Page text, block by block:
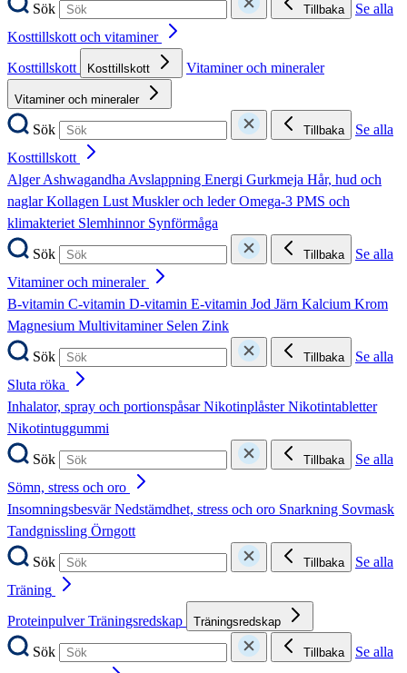
Sök
Tillbaka
Se alla
Kosttillskott och vitaminer
Kosttillskott
Kosttillskott Vitaminer och mineraler
Vitaminer och mineraler
Sök Tillbaka
Se alla
Kosttillskott
AlgerAshwagandhaAvslappning Energi Gurkmeja Hår, hud och
naglarKollagen LustMuskler och lederOmega-3 PMS och
klimakteriet Slemhinnor Synförmåga
Sök
Tillbaka
Se alla
Vitaminer och mineraler
B-vitamin C-vitamin D-vitamin E-vitamin Jod Järn Kalcium Krom
Magnesium Multivitaminer Selen Zink
Sök
Tillbaka
Se alla
Sluta röka
Inhalator, spray och portionspåsarNikotinplåsterNikotintabletter
Nikotintuggummi
Sök
Tillbaka
Se alla
Sömn, stress och oro
InsomningsbesvärNedstämdhet, stress och oro Snarkning Sovmask
Tandgnissling Örngott
Sök
Tillbaka
Se alla
Träning
ProteinpulverTräningsredskap Träningsredskap
Sök Tillbaka
Se alla